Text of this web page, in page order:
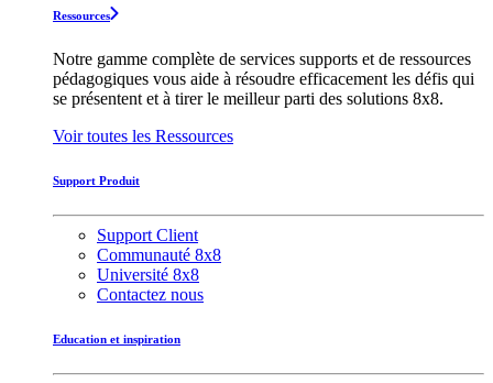
Ressources
Notre gamme complète de services supports et de ressources
pédagogiques vous aide à résoudre efficacement les défis qui
se présentent et à tirer le meilleur parti des solutions 8x8.
Voir toutes les Ressources
Support Produit
Support Client
Communauté 8x8
Université 8x8
Contactez nous
Education et inspiration